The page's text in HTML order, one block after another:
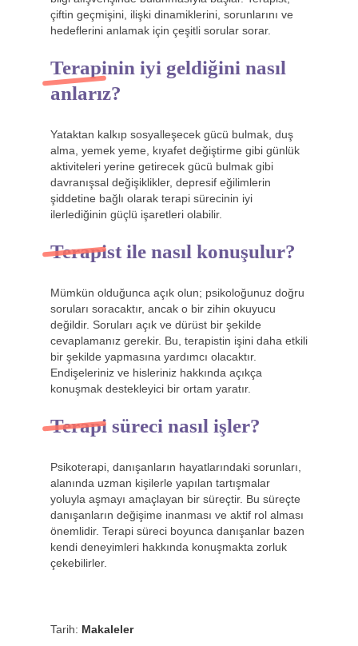
çiftin geçmişini, ilişki dinamiklerini, sorunlarını ve
hedeflerini anlamak için çeşitli sorular sorar.
Terapinin iyi geldiğini nasıl
anlarız?
Yataktan kalkıp sosyalleşecek gücü bulmak, duş
alma, yemek yeme, kıyafet değiştirme gibi günlük
aktiviteleri yerine getirecek gücü bulmak gibi
davranışsal değişiklikler, depresif eğilimlerin
şiddetine bağlı olarak terapi sürecinin iyi
ilerlediğinin güçlü işaretleri olabilir.
Terapist ile nasıl konuşulur?
Mümkün olduğunca açık olun; psikoloğunuz doğru
soruları soracaktır, ancak o bir zihin okuyucu
değildir. Soruları açık ve dürüst bir şekilde
cevaplamanız gerekir. Bu, terapistin işini daha etkili
bir şekilde yapmasına yardımcı olacaktır.
Endişeleriniz ve hisleriniz hakkında açıkça
konuşmak destekleyici bir ortam yaratır.
Terapi süreci nasıl işler?
Psikoterapi, danışanların hayatlarındaki sorunları,
alanında uzman kişilerle yapılan tartışmalar
yoluyla aşmayı amaçlayan bir süreçtir. Bu süreçte
danışanların değişime inanması ve aktif rol alması
önemlidir. Terapi süreci boyunca danışanlar bazen
kendi deneyimleri hakkında konuşmakta zorluk
çekebilirler.
Tarih: Makaleler